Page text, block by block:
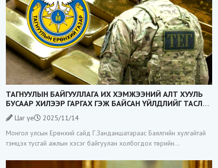
ТАГНУУЛЫН БАЙГУУЛЛАГА ИХ ХЭМЖЭЭНИЙ АЛТ ХУУЛЬ
БУСААР ХИЛЭЭР ГАРГАХ ГЭЖ БАЙСАН ҮЙЛДЛИЙГ ТАСЛАН
ЗОГСООЛОО
Цаг үе
2025/11/14
Монгол улсын Ерөнхий сайд Г.Занданшатараас Баялгийн хулгайтай
тэмцэх тусгай ажлын хэсэг байгуулан холбогдох төрийн